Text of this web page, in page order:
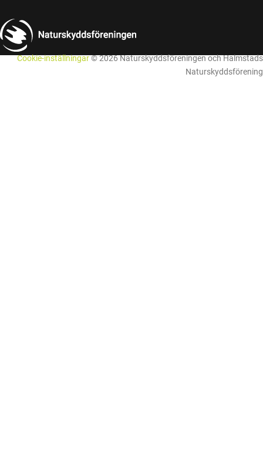
Cookie-inställningar© 2026 Naturskyddsföreningen och Halmstads
Naturskyddsförening